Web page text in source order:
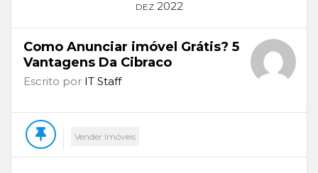
DEZ 2022
Como Anunciar imóvel Grátis? 5
Vantagens Da Cibraco
Escrito por IT Staff
Vender Imóveis